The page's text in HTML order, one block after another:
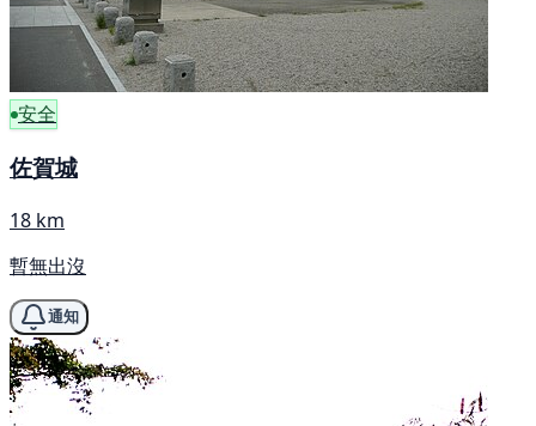
安全
佐賀城
18 km
暫無出沒
通知